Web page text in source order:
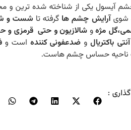
آیسول یکی از شناخته شده ترین
شویآرایش چشم ها گرفته تا شست و
مژهو شالازیون و حتی قرمزی
باکتریالو ضدعفونی کننده است و
ناحیه حساس چشم هاست.
: